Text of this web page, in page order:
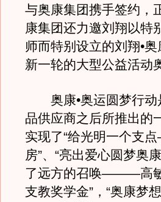
与奥康集团携手签约，
康集团还力邀刘翔以特
师而特别设立的刘翔•
新一轮的大型公益活动
奥康•奥运圆梦行动
品供应商之后所推出的
实现了“给光明一个支
房”、“亮出爱心圆梦
了远方的召唤———高敏
支教奖学金”，“奥康